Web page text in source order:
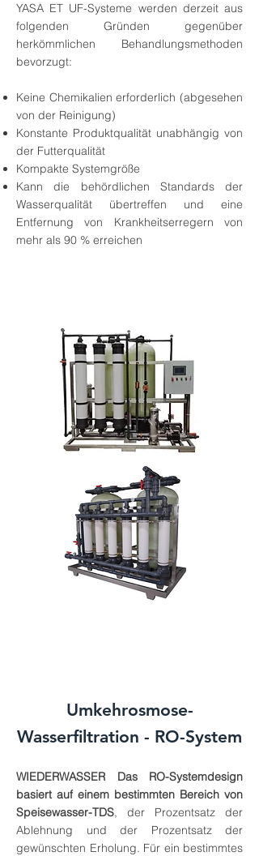
YASA ET UF-Systeme werden derzeit aus
folgenden Gründen gegenüber
herkömmlichen Behandlungsmethoden
bevorzugt:
Keine Chemikalien erforderlich (abgesehen
von der Reinigung)
Konstante Produktqualität unabhängig von
der Futterqualität
Kompakte Systemgröße
Kann die behördlichen Standards der
Wasserqualität übertreffen und eine
Entfernung von Krankheitserregern von
mehr als 90 % erreichen
Umkehrosmose-
Wasserfiltration - RO-System
WIEDERWASSER
Das RO-Systemdesign
basiert auf einem bestimmten Bereich von
Speisewasser-TDS, der Prozentsatz der
Ablehnung und der Prozentsatz der
gewünschten Erholung. Für ein bestimmtes